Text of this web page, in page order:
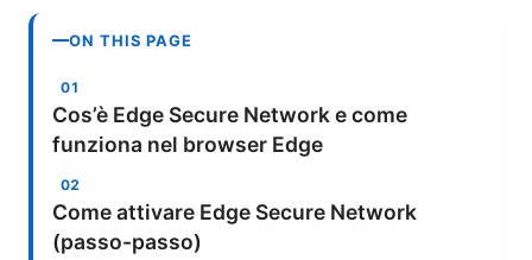
ON THIS PAGE
Cos’è Edge Secure Network e come
funziona nel browser Edge
Come attivare Edge Secure Network
(passo-passo)